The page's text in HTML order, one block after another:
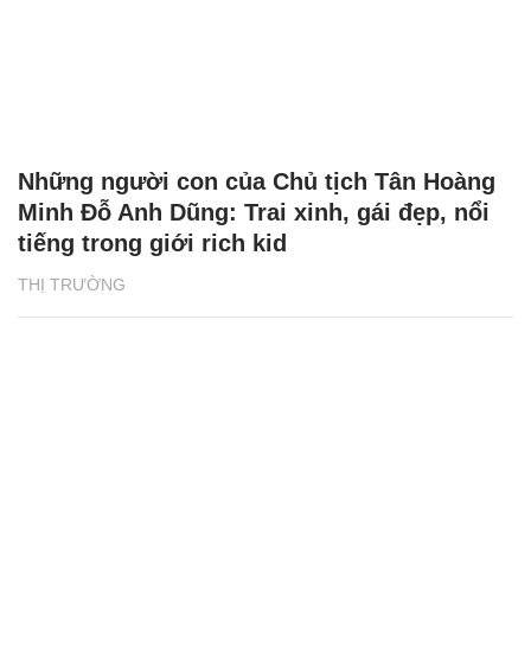
THỊ TRƯỜNG
Những người con của Chủ tịch Tân Hoàng
Minh Đỗ Anh Dũng: Trai xinh, gái đẹp, nổi
tiếng trong giới rich kid